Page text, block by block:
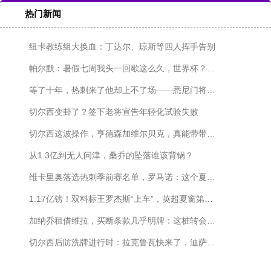
热门新闻
纽卡教练组大换血：丁达尔、琼斯等四人挥手告别
帕尔默：暑假七周我头一回歇这么久，世界杯？英格兰踢墨西哥那场，我中场就睡着了
等了十年，热刺来了他却上不了场——悉尼门将的三次手术与一场遗憾
切尔西变卦了？签下老将宣告年轻化试验失败
切尔西这波操作，亨德森加维尔贝克，真能带带年轻人？
从1.3亿到无人问津，桑乔的坠落谁该背锅？
维卡里奥落选热刺季前赛名单，罗马诺：这个夏天他肯定走人
1.17亿镑！双料标王罗杰斯“上车”，英超夏窗第四笔过亿转会
加纳乔租借维拉，买断条款几乎明牌：这桩转会八九不离十
切尔西后防洗牌进行时：拉克鲁瓦快来了，迪萨西却不想去水晶宫